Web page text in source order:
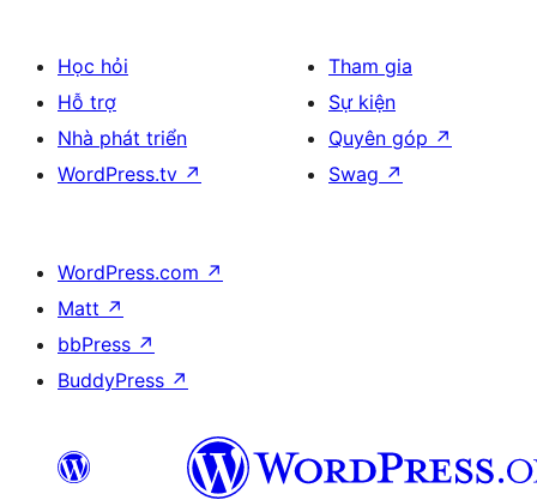
Học hỏi
Hỗ trợ
Nhà phát triển
WordPress.tv ↗
Tham gia
Sự kiện
Quyên góp ↗
Swag ↗
WordPress.com ↗
Matt ↗
bbPress ↗
BuddyPress ↗